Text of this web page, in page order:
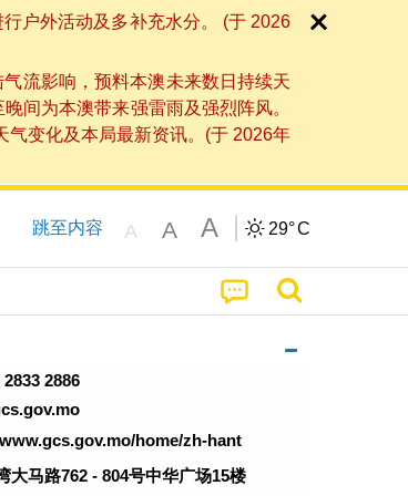
户外活动及多补充水分。 (于 2026
流影响，预料本澳未来数日持续天
间为本澳带来强雷雨及强烈阵风。
气变化及本局最新资讯。(于 2026年
跳至内容 A A A 29°C
2833 2886
home/zh-hant
大马路762 - 804号中华广场15楼